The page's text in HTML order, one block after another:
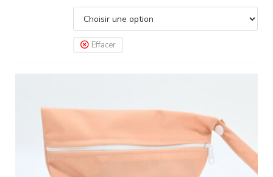
Effacer